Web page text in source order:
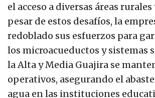
el acceso a diversas áreas
pesar de estos desafíos, la
redoblado sus esfuerzos para
los microacueductos y sistemas
la Alta y Media Guajira se
operativos, asegurando el
agua en las instituciones